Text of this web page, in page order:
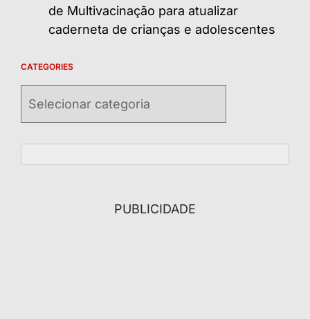
de Multivacinação para atualizar
caderneta de crianças e adolescentes
CATEGORIES
PUBLICIDADE